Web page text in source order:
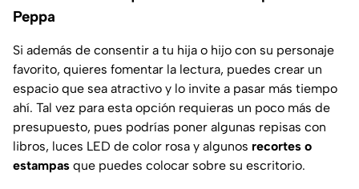
Peppa
Si además de consentir a tu hija o hijo con su personaje
favorito, quieres fomentar la lectura, puedes crear un
espacio que sea atractivo y lo invite a pasar más tiempo
ahí. Tal vez para esta opción requieras un poco más de
presupuesto, pues podrías poner algunas repisas con
libros, luces LED de color rosa y algunos recortes o
estampas que puedes colocar sobre su escritorio.